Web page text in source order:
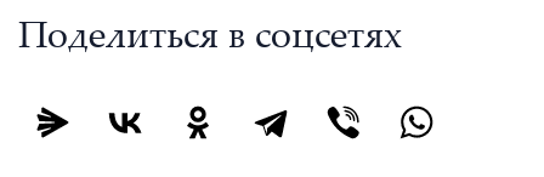
Поделиться в соцсетях